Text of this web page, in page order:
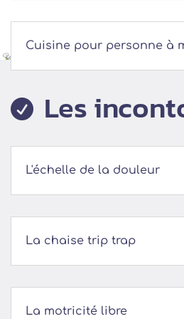
Cuisine pour personne à
 Les
L'échelle de la douleur
La chaise trip trap
La motricité libre